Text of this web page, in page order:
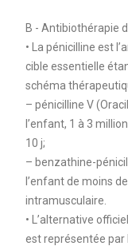
B - Antibiothérapie
• La pénicilline est
cible essentielle
schéma
– pénicilline V
l’enfant, 1 à 3
10 j;
– benzathine-
l’enfant de moins
intramusculaire.
• L’alternative
est représentée par